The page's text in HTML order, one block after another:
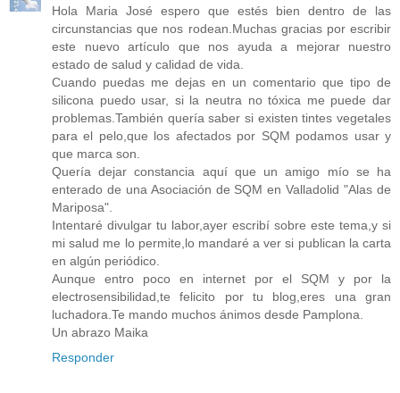
Hola Maria José espero que estés bien dentro de las
circunstancias que nos rodean.Muchas gracias por escribir
este nuevo artículo que nos ayuda a mejorar nuestro
estado de salud y calidad de vida.
Cuando puedas me dejas en un comentario que tipo de
silicona puedo usar, si la neutra no tóxica me puede dar
problemas.También quería saber si existen tintes vegetales
para el pelo,que los afectados por SQM podamos usar y
que marca son.
Quería dejar constancia aquí que un amigo mío se ha
enterado de una Asociación de SQM en Valladolid "Alas de
Mariposa".
Intentaré divulgar tu labor,ayer escribí sobre este tema,y si
mi salud me lo permite,lo mandaré a ver si publican la carta
en algún periódico.
Aunque entro poco en internet por el SQM y por la
electrosensibilidad,te felicito por tu blog,eres una gran
luchadora.Te mando muchos ánimos desde Pamplona.
Un abrazo Maika
Responder